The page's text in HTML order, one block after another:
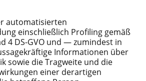
automatisierten
einschließlich Profiling gemäß
4 DS-GVO und — zumindest in
Informationen über
sowie die Tragweite und die
einer derartigen